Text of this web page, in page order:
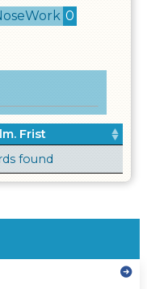
0
Frist
found